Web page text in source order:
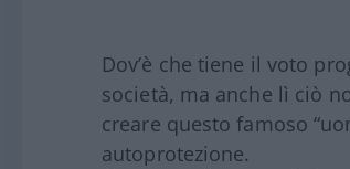
Dov’è che tiene il voto
società, ma anche lì ciò
creare questo famoso
autoprotezione.